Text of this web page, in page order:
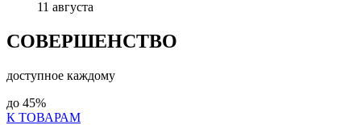
11 августа
СОВЕРШЕНСТВО
доступное каждому
до 45%
К ТОВАРАМ